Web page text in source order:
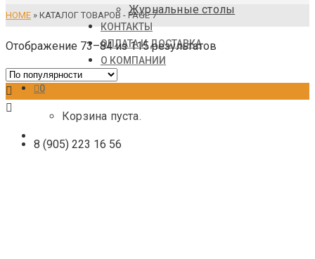
Журнальные столы
КОНТАКТЫ
ОПЛАТА И ДОСТАВКА
О КОМПАНИИ
0
Корзина пуста.
8 (905) 223 16 56
HOME » КАТАЛОГ ТОВАРОВ - PAGE 7
Отображение 73–84 из 115 результатов